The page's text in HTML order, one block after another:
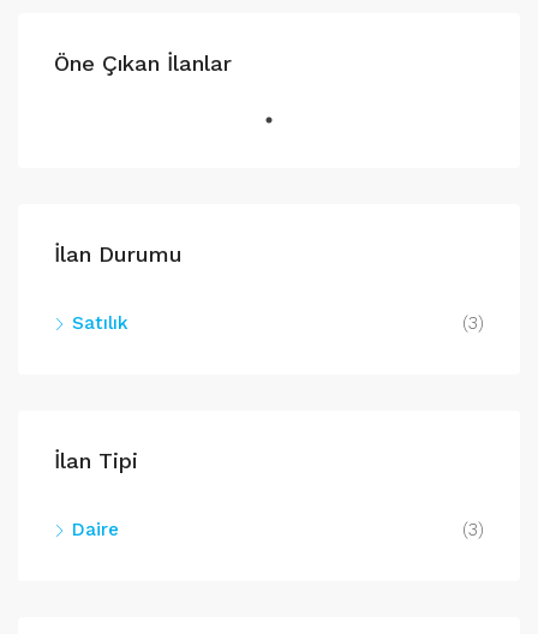
Öne Çıkan İlanlar
İlan Durumu
Satılık (3)
İlan Tipi
Daire (3)